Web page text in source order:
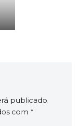
publicado.
com *